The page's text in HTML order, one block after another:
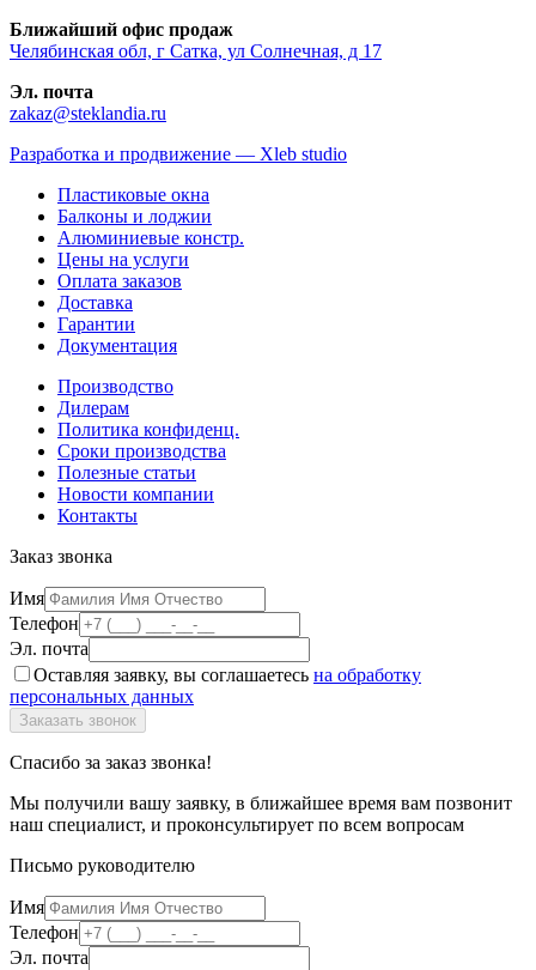
Ближайший офис продаж
Челябинская обл, г Сатка, ул Солнечная, д 17
Эл. почта
zakaz@steklandia.ru
Разработка и продвижение — Xleb studio
Пластиковые окна
Балконы и лоджии
Алюминиевые констр.
Цены на услуги
Оплата заказов
Доставка
Гарантии
Документация
Производство
Дилерам
Политика конфиденц.
Сроки производства
Полезные статьи
Новости компании
Контакты
Заказ звонка
Имя
Телефон
Эл. почта
Оставляя заявку, вы соглашаетесь на обработку
персональных данных
Спасибо за заказ звонка!
Мы получили вашу заявку, в ближайшее время вам позвонит
наш специалист, и проконсультирует по всем вопросам
Письмо руководителю
Имя
Телефон
Эл. почта